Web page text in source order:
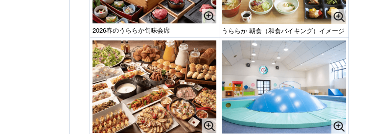
2026春のうららか旬味会席 うららか 朝食（和食バイキング）イメージ